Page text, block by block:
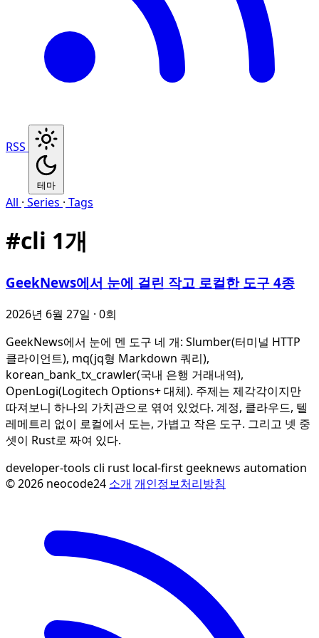
RSS
테마
All · Series · Tags
#cli 1개
GeekNews에서 눈에 걸린 작고 로컬한 도구 4종
2026년 6월 27일 · 0회
GeekNews에서 눈에 멘 도구 네 개: Slumber(터미널 HTTP
클라이언트), mq(jq형 Markdown 쿼리),
korean_bank_tx_crawler(국내 은행 거래내역),
OpenLogi(Logitech Options+ 대체). 주제는 제각각이지만
따져보니 하나의 가치관으로 엮여 있었다. 계정, 클라우드, 텔
레메트리 없이 로컬에서 도는, 가볍고 작은 도구. 그리고 넷 중
셋이 Rust로 짜여 있다.
developer-tools cli rust local-firstgeeknews automation
© 2026 neocode24 소개 개인정보처리방침